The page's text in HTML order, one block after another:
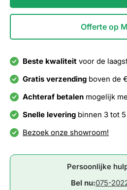
Offerte op
Beste kwaliteit voor de
Gratis verzending boven de
Achteraf betalen mogelijk
Snelle levering binnen 3 tot
Bezoek onze showroom!
Persoonlijke
Bel nu:075-